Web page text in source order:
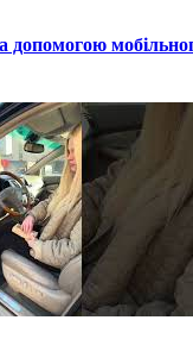
допомогою